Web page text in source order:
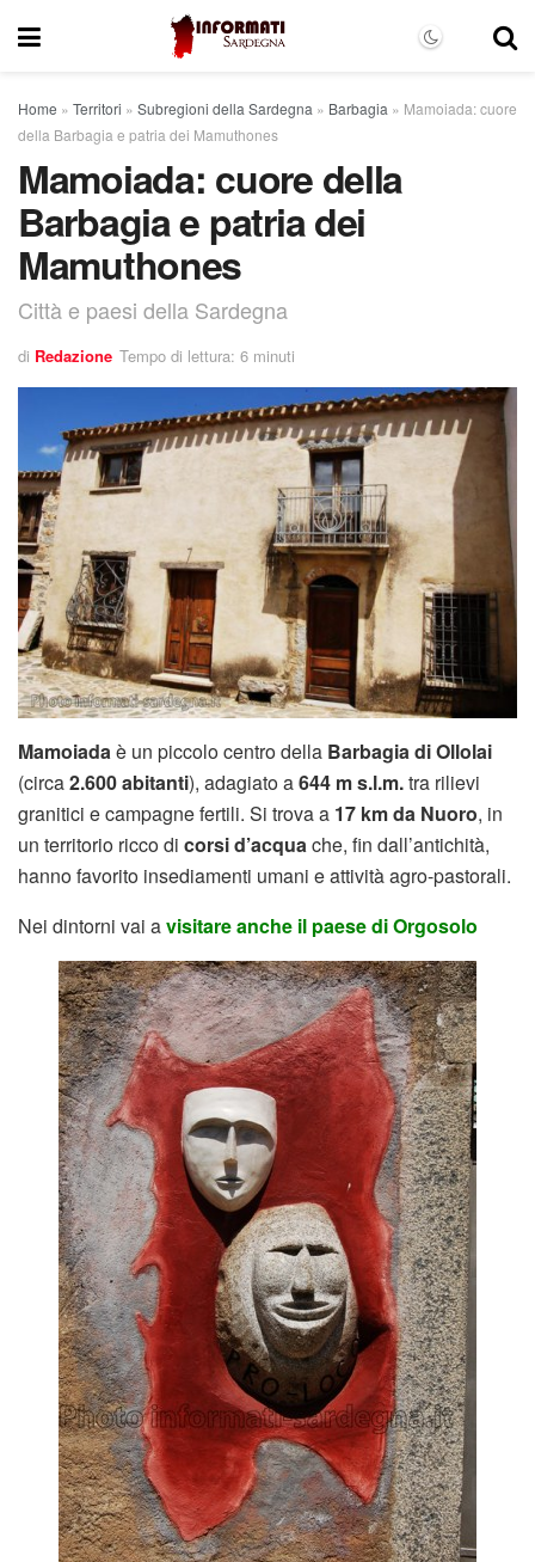
Home » Territori » Subregioni della Sardegna » Barbagia » Mamoiada: cuore
della Barbagia e patria dei Mamuthones
Mamoiada: cuore della
Barbagia e patria dei
Mamuthones
Città e paesi della Sardegna
di Redazione Tempo di lettura: 6 minuti
Mamoiadaè un piccolo centro della Barbagia di Ollolai
(circa2.600 abitanti), adagiato a644 m s.l.m.tra rilievi
granitici e campagne fertili. Si trova a 17 km da Nuoro, in
un territorio ricco di corsi d’acquache, fin dall’antichità,
hanno favorito insediamenti umani e attività agro-pastorali.
Nei dintorni vai avisitare anche il paese di Orgosolo